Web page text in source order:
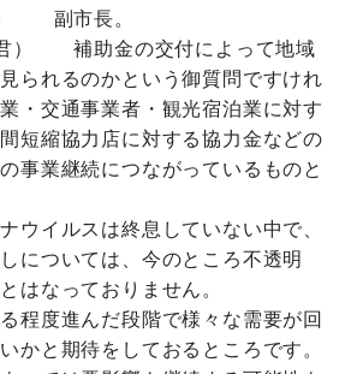
） 副市長。
） 補助金の交付によって地域
られるのかという御質問ですけれ
・交通事業者・観光宿泊業に対す
短縮協力店に対する協力金などの
事業継続につながっているものと
ウイルスは終息していない中で、
については、今のところ不透明
はなっておりません。
程度進んだ段階で様々な需要が回
かと期待をしておるところです。